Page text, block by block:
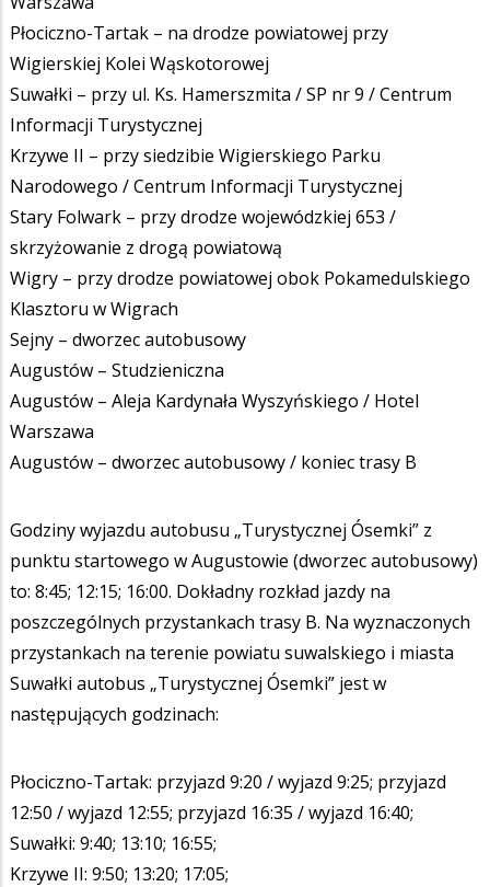
Płociczno-Tartak – na drodze powiatowej przy
Wigierskiej Kolei Wąskotorowej
Suwałki – przy ul. Ks. Hamerszmita / SP nr 9 / Centrum
Informacji Turystycznej
Krzywe II – przy siedzibie Wigierskiego Parku
Narodowego / Centrum Informacji Turystycznej
Stary Folwark – przy drodze wojewódzkiej 653 /
skrzyżowanie z drogą powiatową
Wigry – przy drodze powiatowej obok Pokamedulskiego
Klasztoru w Wigrach
Sejny – dworzec autobusowy
Augustów – Studzieniczna
Augustów – Aleja Kardynała Wyszyńskiego / Hotel
Warszawa
Augustów – dworzec autobusowy / koniec trasy B
Godziny wyjazdu autobusu „Turystycznej Ósemki” z
punktu startowego w Augustowie (dworzec autobusowy)
to: 8:45; 12:15; 16:00. Dokładny rozkład jazdy na
poszczególnych przystankach trasy B. Na wyznaczonych
przystankach na terenie powiatu suwalskiego i miasta
Suwałki autobus „Turystycznej Ósemki” jest w
następujących godzinach:
Płociczno-Tartak: przyjazd 9:20 / wyjazd 9:25; przyjazd
12:50 / wyjazd 12:55; przyjazd 16:35 / wyjazd 16:40;
Suwałki: 9:40; 13:10; 16:55;
Krzywe II: 9:50; 13:20; 17:05;